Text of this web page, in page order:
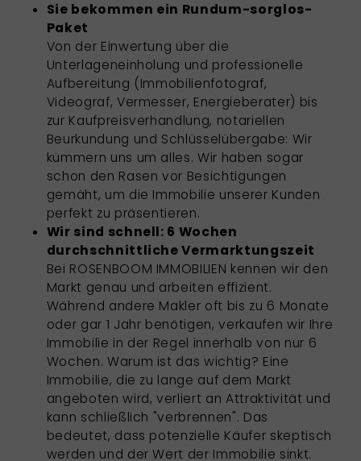
Sie bekommen ein Rundum-sorglos-
Paket
Von der Einwertung über die
Unterlageneinholung und professionelle
Aufbereitung (Immobilienfotograf,
Videograf, Vermesser, Energieberater) bis
zur Kaufpreisverhandlung, notariellen
Beurkundung und Schlüsselübergabe: Wir
kümmern uns um alles. Wir haben sogar
schon den Rasen vor Besichtigungen
gemäht, um die Immobilie unserer Kunden
perfekt zu präsentieren.
Wir sind schnell: 6 Wochen
durchschnittliche Vermarktungszeit
Bei ROSENBOOM IMMOBILIEN kennen wir den
Markt genau und arbeiten effizient.
Während andere Makler oft bis zu 6 Monate
oder gar 1 Jahr benötigen, verkaufen wir Ihre
Immobilie in der Regel innerhalb von nur 6
Wochen. Warum ist das wichtig? Eine
Immobilie, die zu lange auf dem Markt
angeboten wird, verliert an Attraktivität und
kann schließlich "verbrennen". Das
bedeutet, dass potenzielle Käufer skeptisch
werden und der Wert der Immobilie sinkt.